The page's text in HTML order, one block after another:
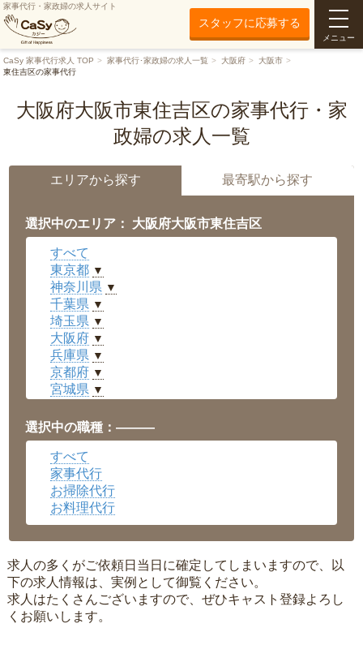
家事代行・家政婦の求人サイト
スタッフに応募する
メニュー
CaSy 家事代行求人 TOP 家事代行･家政婦の求人一覧 大阪府
大阪市
東住吉区の家事代行
大阪府大阪市東住吉区の家事代行・家
政婦の求人一覧
エリアから探す 最寄駅から探す
選択中のエリア： 大阪府大阪市東住吉区
すべて
東京都 ▼
神奈川県 ▼
千葉県 ▼
埼玉県 ▼
大阪府 ▼
兵庫県 ▼
京都府 ▼
宮城県 ▼
福井県 ▼
岡山県 ▼
広島県
沖縄県 ▼
選択中の職種：———
すべて
家事代行
お掃除代行
お料理代行
求人の多くがご依頼日当日に確定してしまいますので、以
下の求人情報は、実例として御覧ください。
求人はたくさんございますので、ぜひキャスト登録よろし
くお願いします。